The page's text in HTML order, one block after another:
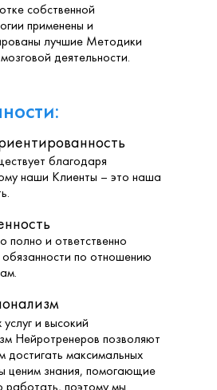
собственной
применены и
лучшие Методики
деятельности.
благодаря
наши Клиенты – это наша
полно и ответственно
по отношению
и высокий
Нейротренеров позволяют
максимальных
ценим знания, помогающие
работать, поэтому мы